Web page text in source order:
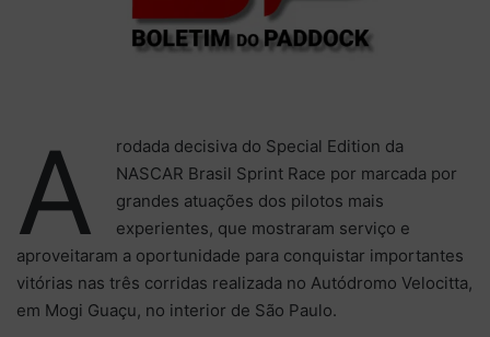
A
rodada decisiva do Special Edition da
NASCAR Brasil Sprint Race por marcada por
grandes atuações dos pilotos mais
experientes, que mostraram serviço e
aproveitaram a oportunidade para conquistar importantes
vitórias nas três corridas realizada no Autódromo Velocitta,
em Mogi Guaçu, no interior de São Paulo.